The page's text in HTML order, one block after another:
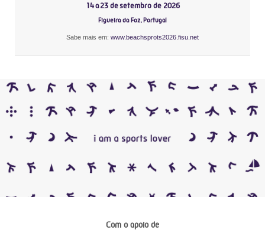
14 a 23 de setembro de 2026
Figueira da Foz, Portugal
Sabe mais em: www.beachsprots2026.fisu.net
Com o apoio de